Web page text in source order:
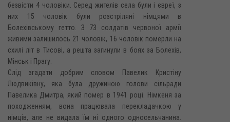
безвісти 4 чоловіки. Серед жителів села були і євреї, з
них 15 чоловік були розстріляні німцями в
Болехівському гетто. З 73 солдатів червоної армії
живими залишилось 21 чоловік, 16 чоловік померли на
схилі літ в Тисові, а решта загинули в боях за Болехів,
Мінськ і Прагу.
Слід згадати добрим словом Павелик Кристіну
Людвиківну, яка була дружиною голови сільради
Павелика Дмитра, який помер в 1941 році. Німкеня за
походженням, вона працювала перекладачкою у
німців, але не видала їм ні одного односельчанина.